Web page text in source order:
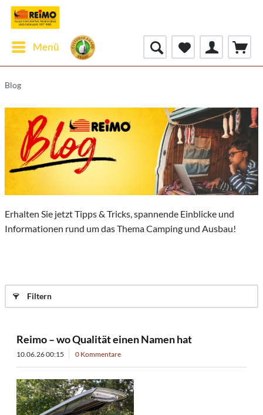
Menü
Blog
Erhalten Sie jetzt Tipps & Tricks, spannende Einblicke und
Informationen rund um das Thema Camping und Ausbau!
Filtern
Reimo – wo Qualität einen Namen hat
10.06.26 00:15 0 Kommentare